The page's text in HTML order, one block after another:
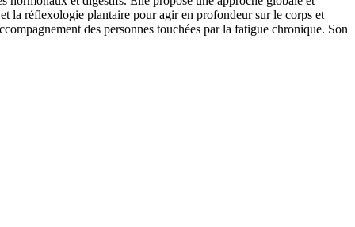
la réflexologie plantaire pour agir en profondeur sur le corps et
des personnes touchées par la fatigue chronique. Son